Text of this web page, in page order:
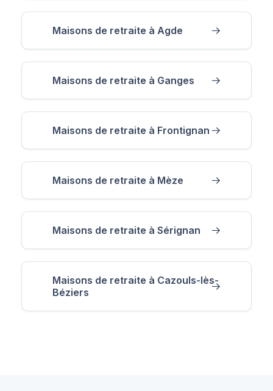
Maisons de retraite à Agde
Maisons de retraite à Ganges
Maisons de retraite à Frontignan
Maisons de retraite à Mèze
Maisons de retraite à Sérignan
Maisons de retraite à Cazouls-lès-
Béziers